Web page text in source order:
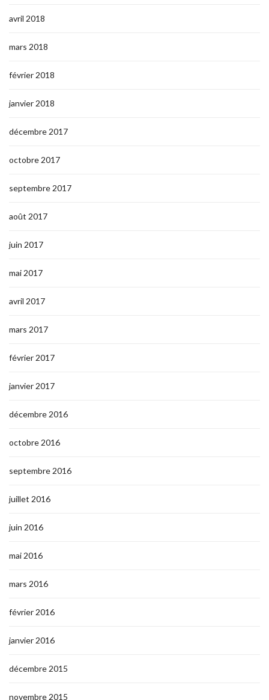
avril 2018
mars 2018
février 2018
janvier 2018
décembre 2017
octobre 2017
septembre 2017
août 2017
juin 2017
mai 2017
avril 2017
mars 2017
février 2017
janvier 2017
décembre 2016
octobre 2016
septembre 2016
juillet 2016
juin 2016
mai 2016
mars 2016
février 2016
janvier 2016
décembre 2015
novembre 2015